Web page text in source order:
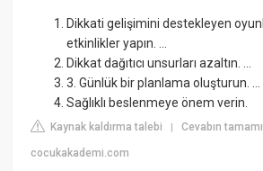
Dikkati gelişimini destekleyen
etkinlikler yapın. ...
Dikkat dağıtıcı unsurları azaltın. ...
3. Günlük bir planlama oluşturun. ...
Sağlıklı beslenmeye önem verin.
Kaynak kaldırma talebi |Cevabın
cocukakademi.com